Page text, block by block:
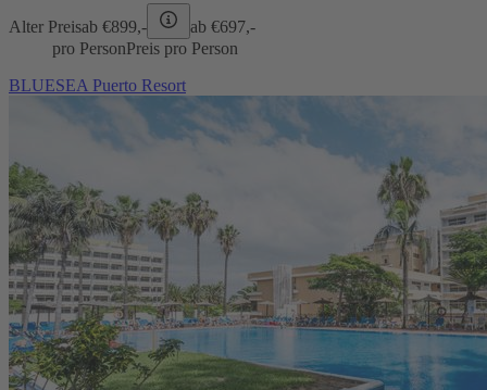
Alter Preisab €899,- ab €697,-
pro PersonPreis pro Person
BLUESEA Puerto Resort